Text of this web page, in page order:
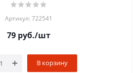
Артикул: 722541
79 руб./шт
В корзину